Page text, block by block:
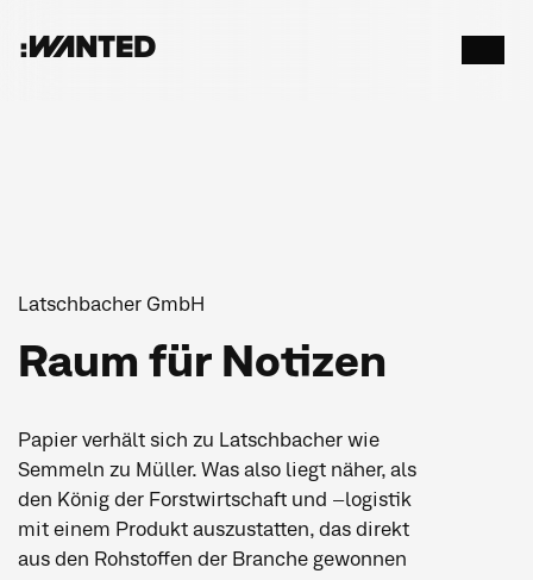
:WANTED
Latschbacher GmbH
Raum für Notizen
Papier verhält sich zu Latschbacher wie
Semmeln zu Müller. Was also liegt näher, als
den König der Forstwirtschaft und –logistik
mit einem Produkt auszustatten, das direkt
aus den Rohstoffen der Branche gewonnen